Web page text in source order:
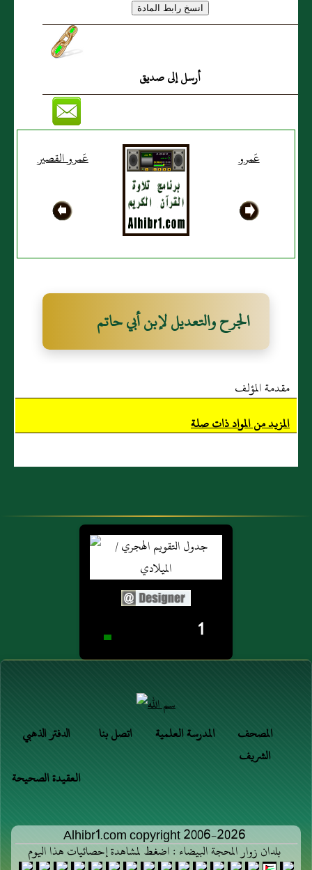
أرسل إلى صديق
عَمرو عَمرو القصير
الجرح والتعديل لإبن أبي حاتم
مقدمة المؤلف
المزيد من المواد ذات صلة
1
الدفتر الذهبي اتصل بنا المدرسة العلمية
المصحف
الشريف
العقيدة الصحيحة
Alhibr1.com copyright 2006-2026
بلدان زوار المحجة البيضاء : اضغط لمشاهدة إحصائيات هذا اليوم